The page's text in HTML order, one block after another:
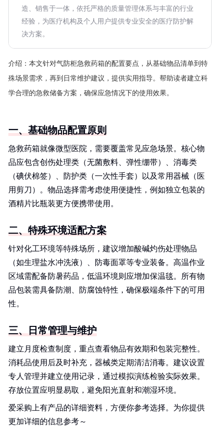
造、销售于一体，依托严格的质量管理体系与丰富的行业
经验，为医疗机构及个人用户提供专业安全的医疗防护解
决方案。
介绍： 本文针对气防柜急救药箱的配置要点，从基础物品清单到特
殊场景需求，再到日常维护建议，提供实用指导。帮助读者建立科
学合理的急救储备方案，确保应急情况下的使用效果。
一、基础物品配置原则
急救药箱就像微型医院，需要覆盖常见应急场景。核心物
品应包含创伤处理类（无菌敷料、弹性绷带）、消毒类
（碘伏棉签）、防护类（一次性手套）以及常用器械（医
用剪刀）。物品选择需考虑使用便捷性，例如独立包装的
酒精片比瓶装更方便携带使用。
二、特殊环境适配方案
针对化工环境等特殊场所，建议增加酸碱灼伤处理物品
（如生理盐水冲洗液）、防毒面罩等专业装备。高温作业
区域需配备防暑药品，低温环境则应增加保温毯。所有物
品包装需具备防潮、防腐蚀特性，确保极端条件下的可用
性。
三、日常管理与维护
建立月度检查制度，重点查看物品有效期和包装完整性。
消耗品使用后及时补充，器械类定期清洁消毒。建议设置
专人管理并建立使用记录，通过模拟演练检验实际效果。
存放位置应明显易取，避免阳光直射和潮湿环境。
爱采购上有产品的详细资料，方便你参考选择。为你提供
更加详细的信息参考～